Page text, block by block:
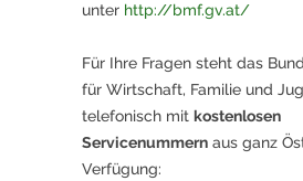
unter http://bmf.gv.at/
Für Ihre Fragen steht das
für Wirtschaft, Familie und
telefonisch mit kostenlosen
Servicenummern aus ganz
Verfügung: